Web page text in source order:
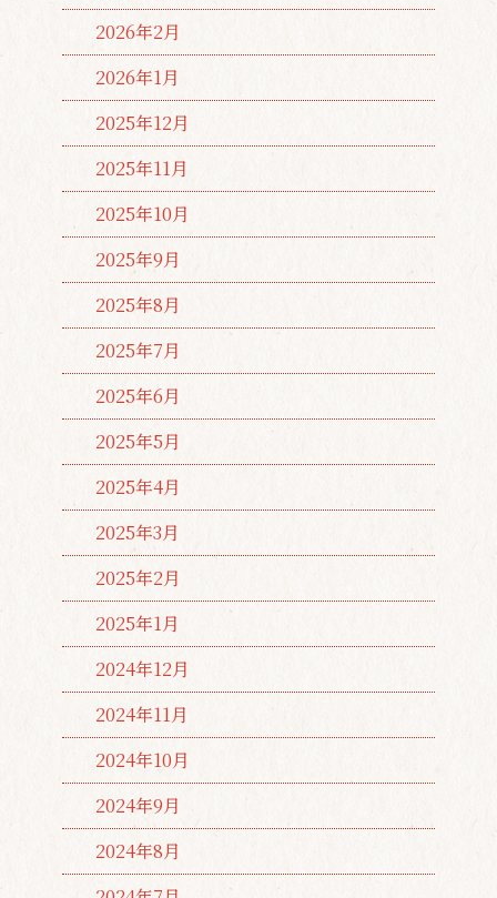
2026年2月
2026年1月
2025年12月
2025年11月
2025年10月
2025年9月
2025年8月
2025年7月
2025年6月
2025年5月
2025年4月
2025年3月
2025年2月
2025年1月
2024年12月
2024年11月
2024年10月
2024年9月
2024年8月